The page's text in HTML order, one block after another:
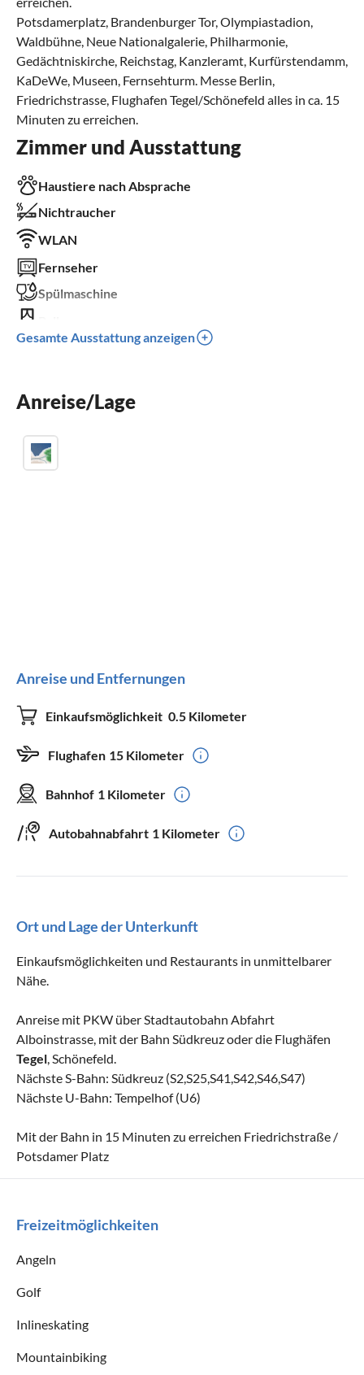
Potsdamerplatz, Brandenburger Tor, Olympiastadion,
Waldbühne, Neue Nationalgalerie, Philharmonie,
Gedächtniskirche, Reichstag, Kanzleramt, Kurfürstendamm,
KaDeWe, Museen, Fernsehturm. Messe Berlin,
Friedrichstrasse, Flughafen Tegel/Schönefeld alles in ca. 15
Minuten zu erreichen.
Zimmer und Ausstattung
Haustiere nach Absprache
Nichtraucher
WLAN
Fernseher
Spülmaschine
Kinder willkommen
Gesamte Ausstattung anzeigen
Anreise/Lage
Anreise und Entfernungen
Einkaufsmöglichkeit 0.5 Kilometer
Flughafen 15 Kilometer
Bahnhof 1 Kilometer
Autobahnabfahrt 1 Kilometer
Ort und Lage der Unterkunft
Einkaufsmöglichkeiten und Restaurants in unmittelbarer
Nähe.
Anreise mit PKW über Stadtautobahn Abfahrt
Alboinstrasse, mit der Bahn Südkreuz oder die Flughäfen
Tegel , Schönefeld.
Nächste S-Bahn: Südkreuz (S2,S25,S41,S42,S46,S47)
Nächste U-Bahn: Tempelhof (U6)
Mit der Bahn in 15 Minuten zu erreichen Friedrichstraße /
Potsdamer Platz
Freizeitmöglichkeiten
Angeln
Golf
Inlineskating
Mountainbiking